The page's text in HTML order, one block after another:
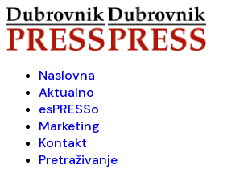
Naslovna
Aktualno
esPRESSo
Marketing
Kontakt
Pretraživanje